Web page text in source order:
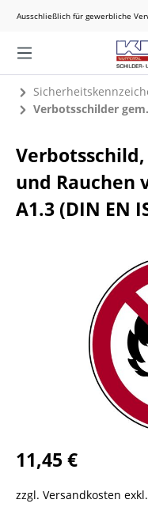
Ausschließlich für gewerbliche
Verbotsschilder gem.
und Rauchen
A1.3 (DIN EN
11,45 €
zzgl. Versandkosten